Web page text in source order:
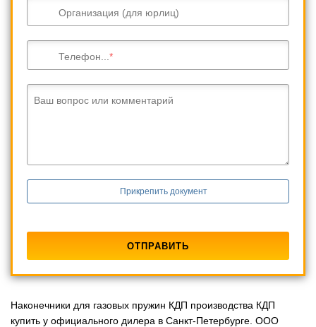
Организация (для юрлиц)
Телефон...
Ваш вопрос или комментарий
Прикрепить документ
Наконечники для газовых пружин КДП производства КДП
купить у официального дилера в Санкт-Петербурге. ООО